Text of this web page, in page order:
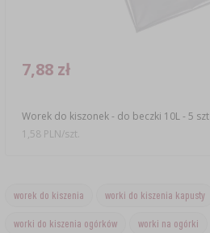
Worek do kiszonek - do beczki 10L - 5 szt
7,88 zł
1,58 PLN/szt.
worek do kiszenia worki do kiszenia kapusty
worki do kiszenia ogórków worki na ogórki